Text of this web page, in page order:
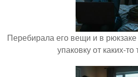
Перебирала его вещи и в рюкзаке
упаковку от каких-то